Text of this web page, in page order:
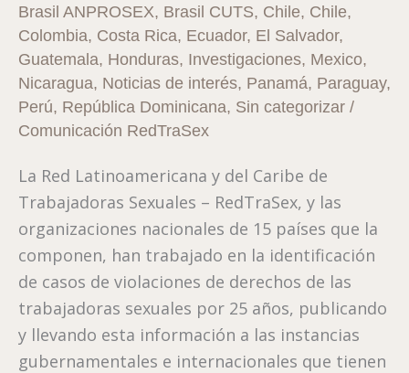
Brasil ANPROSEX, Brasil CUTS, Chile, Chile,
Colombia, Costa Rica, Ecuador, El Salvador,
Guatemala, Honduras, Investigaciones, Mexico,
Nicaragua, Noticias de interés, Panamá, Paraguay,
Perú, República Dominicana, Sin categorizar /
Comunicación RedTraSex
La Red Latinoamericana y del Caribe de
Trabajadoras Sexuales – RedTraSex, y las
organizaciones nacionales de 15 países que la
componen, han trabajado en la identificación
de casos de violaciones de derechos de las
trabajadoras sexuales por 25 años, publicando
y llevando esta información a las instancias
gubernamentales e internacionales que tienen
sexuales
y
condiciones
laborales.
Trabajadoras
migrantes